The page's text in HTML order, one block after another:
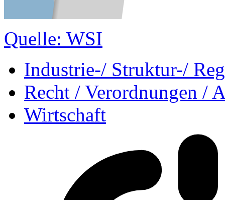
Quelle: WSI
Industrie-/ Struktur-/
Recht / Verordnungen /
Wirtschaft